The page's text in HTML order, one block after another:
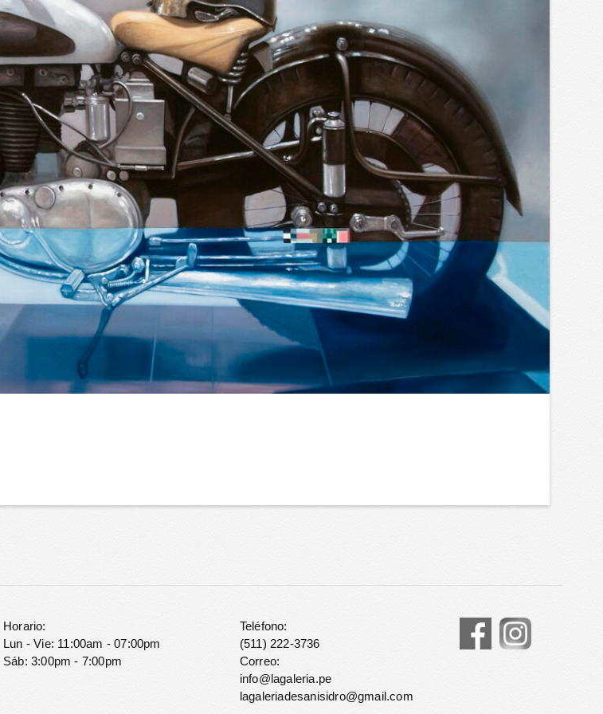
Horario:
Lun - Vie: 11:00am - 07:00pm
Sáb: 3:00pm - 7:00pm
Teléfono:
(511) 222-3736
Correo:
info@lagaleria.pe
lagaleriadesanisidro@gmail.com